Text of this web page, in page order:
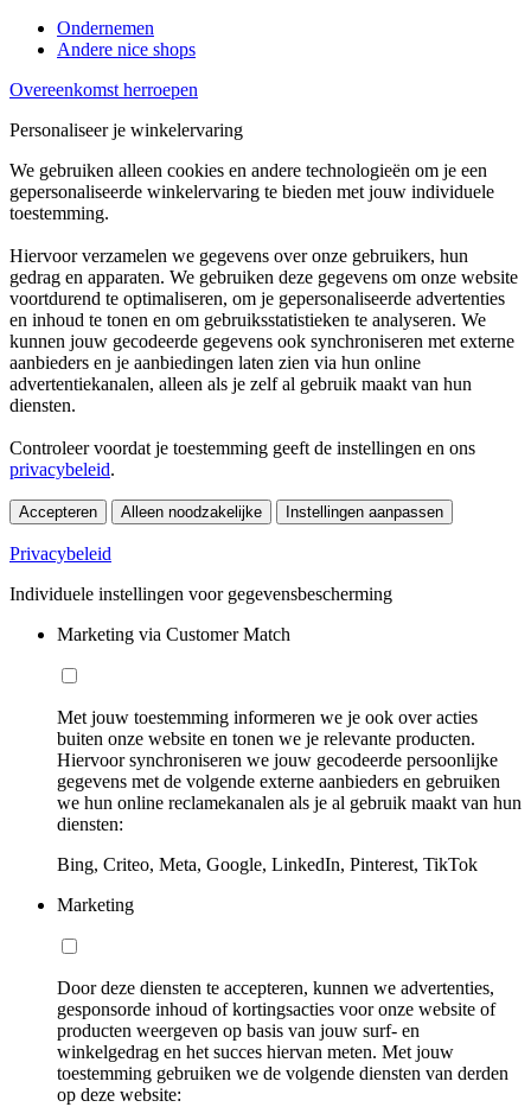
Ondernemen
Andere nice shops
Overeenkomst herroepen
Personaliseer je winkelervaring
We gebruiken alleen cookies en andere technologieën om je een
gepersonaliseerde winkelervaring te bieden met jouw individuele
toestemming.
Hiervoor verzamelen we gegevens over onze gebruikers, hun
gedrag en apparaten. We gebruiken deze gegevens om onze website
voortdurend te optimaliseren, om je gepersonaliseerde advertenties
en inhoud te tonen en om gebruiksstatistieken te analyseren. We
kunnen jouw gecodeerde gegevens ook synchroniseren met externe
aanbieders en je aanbiedingen laten zien via hun online
advertentiekanalen, alleen als je zelf al gebruik maakt van hun
diensten.
Controleer voordat je toestemming geeft de instellingen en ons
privacybeleid.
Accepteren Alleen noodzakelijke Instellingen aanpassen
Privacybeleid
Individuele instellingen voor gegevensbescherming
Marketing via Customer Match
Met jouw toestemming informeren we je ook over acties
buiten onze website en tonen we je relevante producten.
Hiervoor synchroniseren we jouw gecodeerde persoonlijke
gegevens met de volgende externe aanbieders en gebruiken
we hun online reclamekanalen als je al gebruik maakt van hun
diensten:
Bing, Criteo, Meta, Google, LinkedIn, Pinterest, TikTok
Marketing
Door deze diensten te accepteren, kunnen we advertenties,
gesponsorde inhoud of kortingsacties voor onze website of
producten weergeven op basis van jouw surf- en
winkelgedrag en het succes hiervan meten. Met jouw
toestemming gebruiken we de volgende diensten van derden
op deze website: